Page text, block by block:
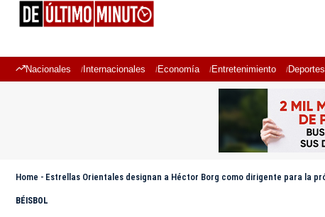
Nacionales Internacionales Economía Entretenimiento Deportes
Home - Estrellas Orientales designan a Héctor Borg como dirigente para la
BÉISBOL